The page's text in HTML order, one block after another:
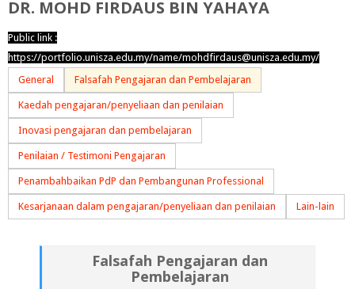
English ‎(en)‎
Search
portfolios
DR. MOHD FIRDAUS BIN YAHAYA
Public link :
https://portfolio.unisza.edu.my/name/mohdfirdaus@unisza.edu.my/
General
Falsafah Pengajaran dan Pembelajaran
Kaedah pengajaran/penyeliaan dan penilaian
Inovasi pengajaran dan pembelajaran
Penilaian / Testimoni Pengajaran
Penambahbaikan PdP dan Pembangunan Professional
Kesarjanaan dalam pengajaran/penyeliaan dan penilaian Lain-lain
Falsafah Pengajaran dan
Pembelajaran